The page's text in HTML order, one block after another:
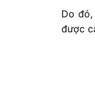
Do
được